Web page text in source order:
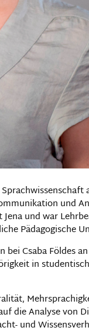
und
und war
Pädagogische
Csaba Földes
in
die Analyse von
und